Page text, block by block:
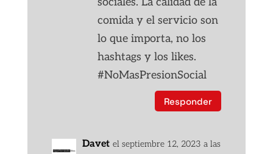
comida y el servicio son
lo que importa, no los
hashtags y los likes.
#NoMasPresionSocial
Responder
Davet el septiembre 12, 2023 a las